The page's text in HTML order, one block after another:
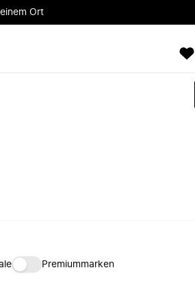
Ort
Premiummarken